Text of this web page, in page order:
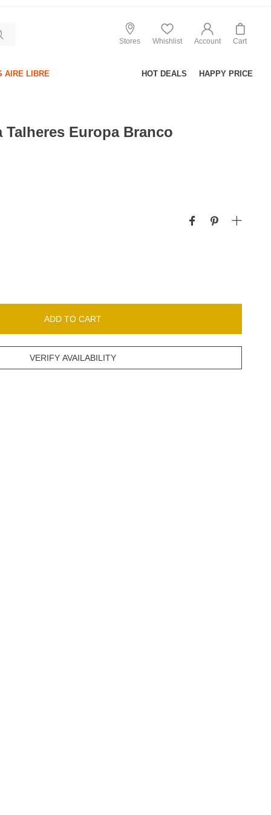
Stores Whishlist Account Cart
AIRE LIBRE HOT DEALS HAPPY PRICE
Talheres Europa Branco
ADD TO CART
VERIFY AVAILABILITY